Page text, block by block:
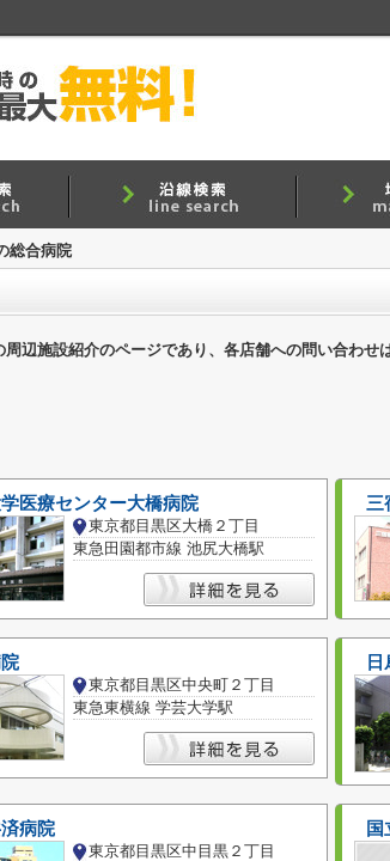
総合病院
辺施設紹介のページであり、各店舗への問い合わせ
医療センター大橋病院
東京都目黒区大橋２丁目
東急田園都市線 池尻大橋駅
三
東京都目黒区中央町２丁目
東急東横線 学芸大学駅
病院
東京都目黒区中目黒２丁目